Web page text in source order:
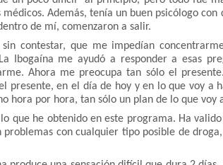
Además, tenía un buen psicólogo con
de mí, comenzaron a salir.
sin contestar, que me impedían
Ibogaína me ayudó a responder a esas
Ahora me preocupa tan sólo el
presente, en el día de hoy y en lo que voy a
hora por hora, tan sólo un plan de lo que voy
que he obtenido en este programa. Ha
problemas con cualquier tipo posible de